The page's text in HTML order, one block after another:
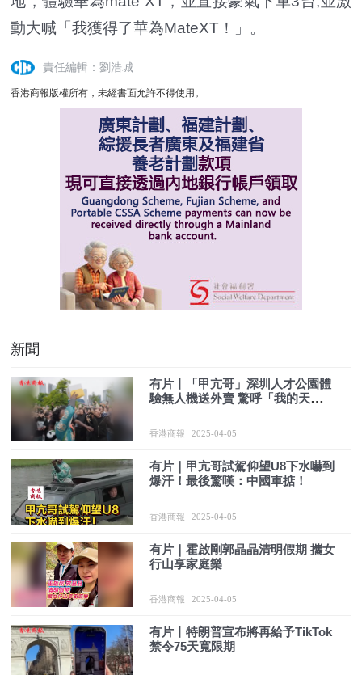
動大喊「我獲得了華為MateXT！」。
責任編輯：劉浩城
香港商報版權所有，未經書面允許不得使用。
新聞
有片丨「甲亢哥」深圳人才公園體
驗無人機送外賣 驚呼「我的天
香港商報 2025-04-05
有片｜甲亢哥試駕仰望U8下水嚇到
爆汗！最後驚嘆：中國車掂！
香港商報 2025-04-05
有片｜霍啟剛郭晶晶清明假期 攜女
行山享家庭樂
香港商報 2025-04-05
有片丨特朗普宣布將再給予TikTok
禁令75天寬限期